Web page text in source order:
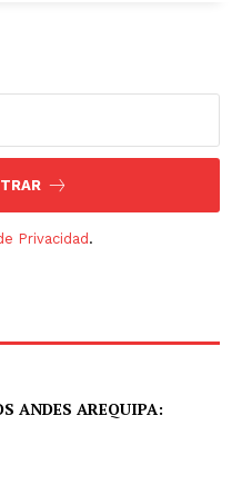
Privacidad.
ANDES AREQUIPA: